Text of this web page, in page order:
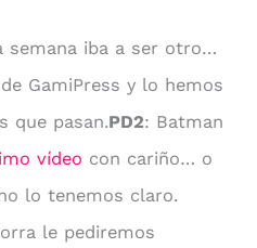
semana iba a ser otro…
GamiPress y lo hemos
que pasan.PD2: Batman
vídeo con cariño… o
lo tenemos claro.
le pediremos